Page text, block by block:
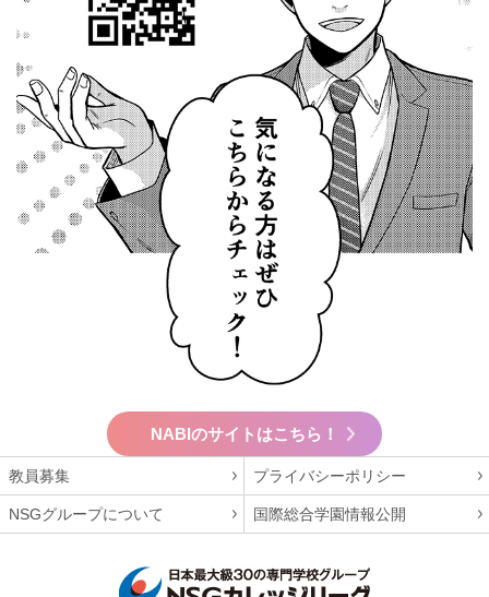
NABIのサイトはこちら！
教員募集 プライバシーポリシー
NSGグループについて 国際総合学園情報公開